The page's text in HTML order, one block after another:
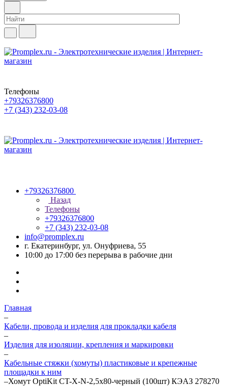
Телефоны
+79326376800
+7 (343) 232-03-08
+79326376800
Назад
Телефоны
+79326376800
+7 (343) 232-03-08
info@promplex.ru
г. Екатеринбург, ул. Онуфриева, 55
10:00 до 17:00 без перерыва в рабочие дни
Главная
–
Кабели, провода и изделия для прокладки кабеля
–
Изделия для изоляции, крепления и маркировки
–
Кабельные стяжки (хомуты) пластиковые и крепежные
площадки к ним
–Хомут OptiKit CT-Х-N-2,5х80-черный (100шт) КЭАЗ 278270